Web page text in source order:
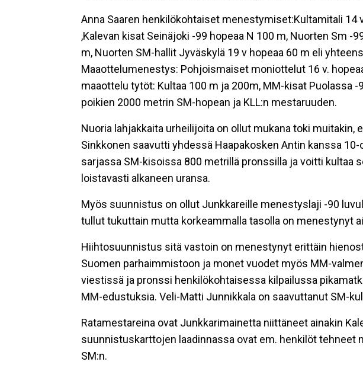
Anna Saaren henkilökohtaiset menestymiset:Kultamitali 14
,Kalevan kisat Seinäjoki -99 hopeaa N 100 m, Nuorten Sm -
m, Nuorten SM-hallit Jyväskylä 19 v hopeaa 60 m eli
Maaottelumenestys: Pohjoismaiset moniottelut 16 v.
maaottelu tytöt: Kultaa 100 m ja 200m, MM-kisat Puolassa
poikien 2000 metrin SM-hopean ja KLL:n mestaruuden.
Nuoria lahjakkaita urheilijoita on ollut mukana toki muitakin,
Sinkkonen saavutti yhdessä Haapakosken Antin kanssa
sarjassa SM-kisoissa 800 metrillä pronssilla ja voitti kultaa
loistavasti alkaneen uransa.
Myös suunnistus on ollut Junkkareille menestyslaji -90
tullut tukuttain mutta korkeammalla tasolla on menestynyt
Hiihtosuunnistus sitä vastoin on menestynyt erittäin
Suomen parhaimmistoon ja monet vuodet myös MM-
viestissä ja pronssi henkilökohtaisessa kilpailussa
MM-edustuksia. Veli-Matti Junnikkala on saavuttanut SM-
Ratamestareina ovat Junkkarimainetta niittäneet ainakin
suunnistuskarttojen laadinnassa ovat em. henkilöt tehneet
SM:n.